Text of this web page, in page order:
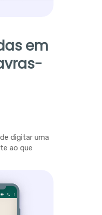
em
digitar uma
ao que